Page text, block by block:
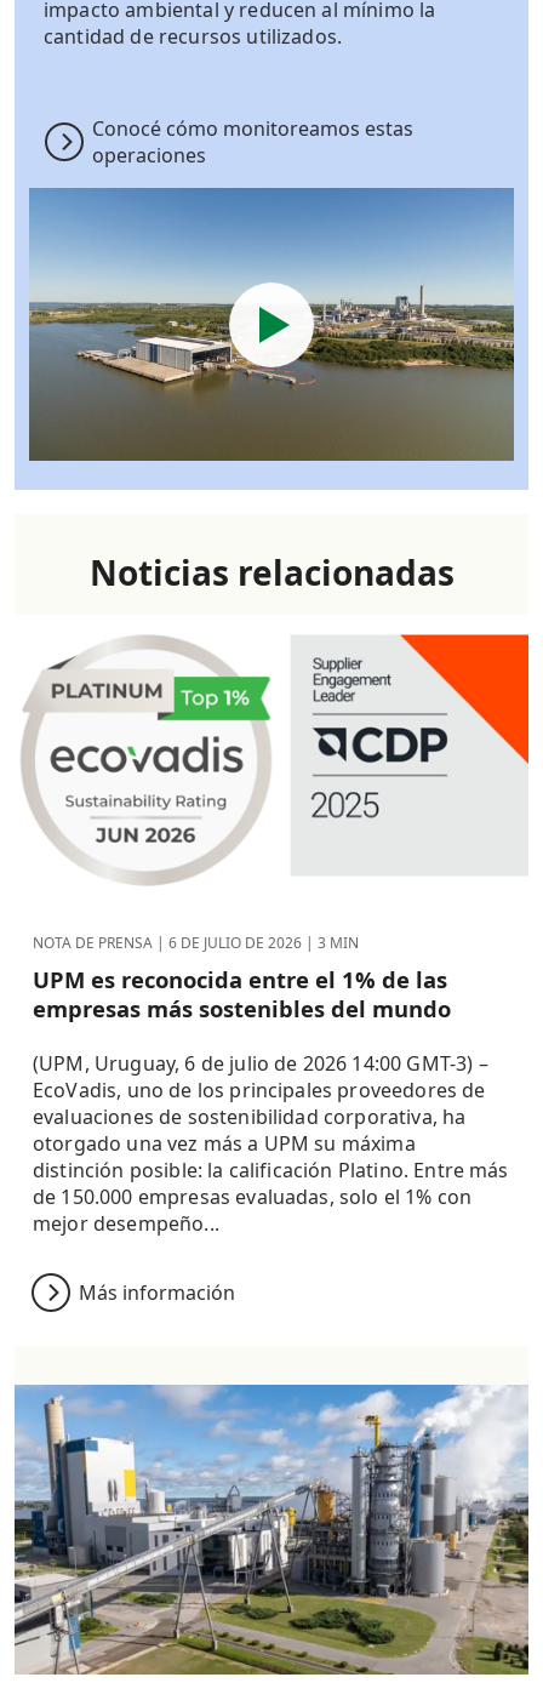
impacto ambiental y reducen al mínimo la
cantidad de recursos utilizados.
Conocé cómo monitoreamos estas
operaciones
Noticias relacionadas
NOTA DE PRENSA | 6 DE JULIO DE 2026 | 3 MIN
UPM es reconocida entre el 1% de las
empresas más sostenibles del mundo
(UPM, Uruguay, 6 de julio de 2026 14:00 GMT-3) –
EcoVadis, uno de los principales proveedores de
evaluaciones de sostenibilidad corporativa, ha
otorgado una vez más a UPM su máxima
distinción posible: la calificación Platino. Entre más
de 150.000 empresas evaluadas, solo el 1% con
mejor desempeño...
Más información